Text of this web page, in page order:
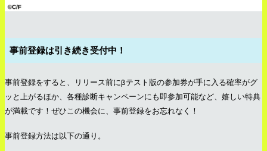
事前登録は引き続き受付中！
事前登録をすると、リリース前にβテスト版の参加券が手に入る確率がグ
ッと上がるほか、各種診断キャンペーンにも即参加可能など、嬉しい特典
が満載です！ぜひこの機会に、事前登録をお忘れなく！
事前登録方法は以下の通り。